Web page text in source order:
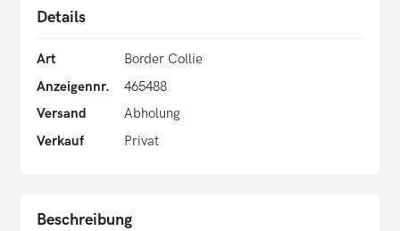
Details
Art
Border Collie
Anzeigennr.
465488
Versand
Abholung
Verkauf
Privat
Beschreibung